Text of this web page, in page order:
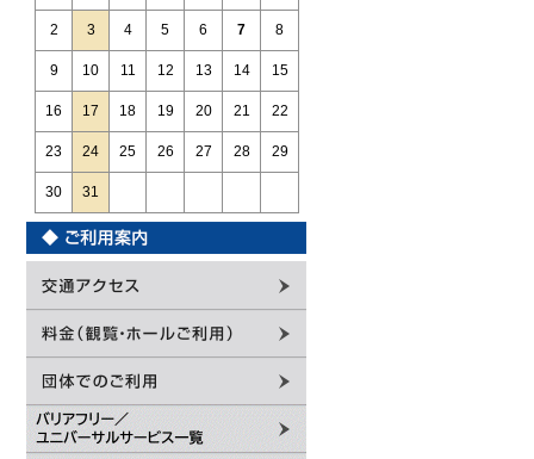
2 3 4 5 6 7 8
9 10 11 12 13 14 15
16 17 18 19 20 21 22
23 24 25 26 27 28 29
30 31